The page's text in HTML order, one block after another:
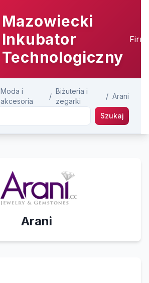
Mazowiecki
Inkubator
Technologiczny
Moda i
akcesoria
/
Biżuteria i
zegarki
/ Arani
Szukaj
Arani